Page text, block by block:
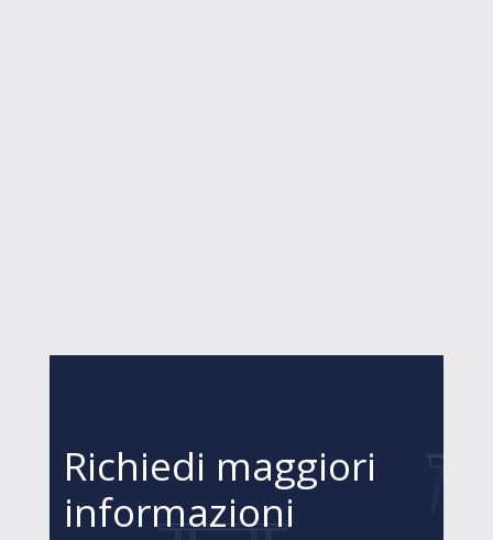
Richiedi maggiori
informazioni